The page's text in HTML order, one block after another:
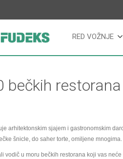
RED VOŽNJE
bečkih
arhitektonskim sjajem i gastronomskim
šnicle, do saher torte, omiljene mnogima.
vodič u moru bečkih restorana koji vas